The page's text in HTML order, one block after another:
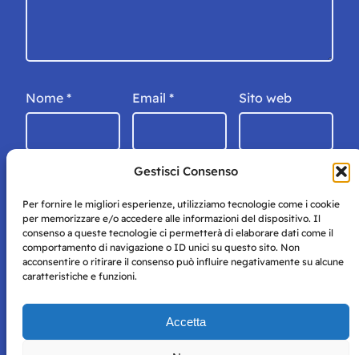
Gestisci Consenso
Per fornire le migliori esperienze, utilizziamo tecnologie come i cookie
per memorizzare e/o accedere alle informazioni del dispositivo. Il
consenso a queste tecnologie ci permetterà di elaborare dati come il
comportamento di navigazione o ID unici su questo sito. Non
acconsentire o ritirare il consenso può influire negativamente su alcune
caratteristiche e funzioni.
Accetta
Nome * Email * Sito web
Storie di Napoli è una testata registrata presso il tribunale di